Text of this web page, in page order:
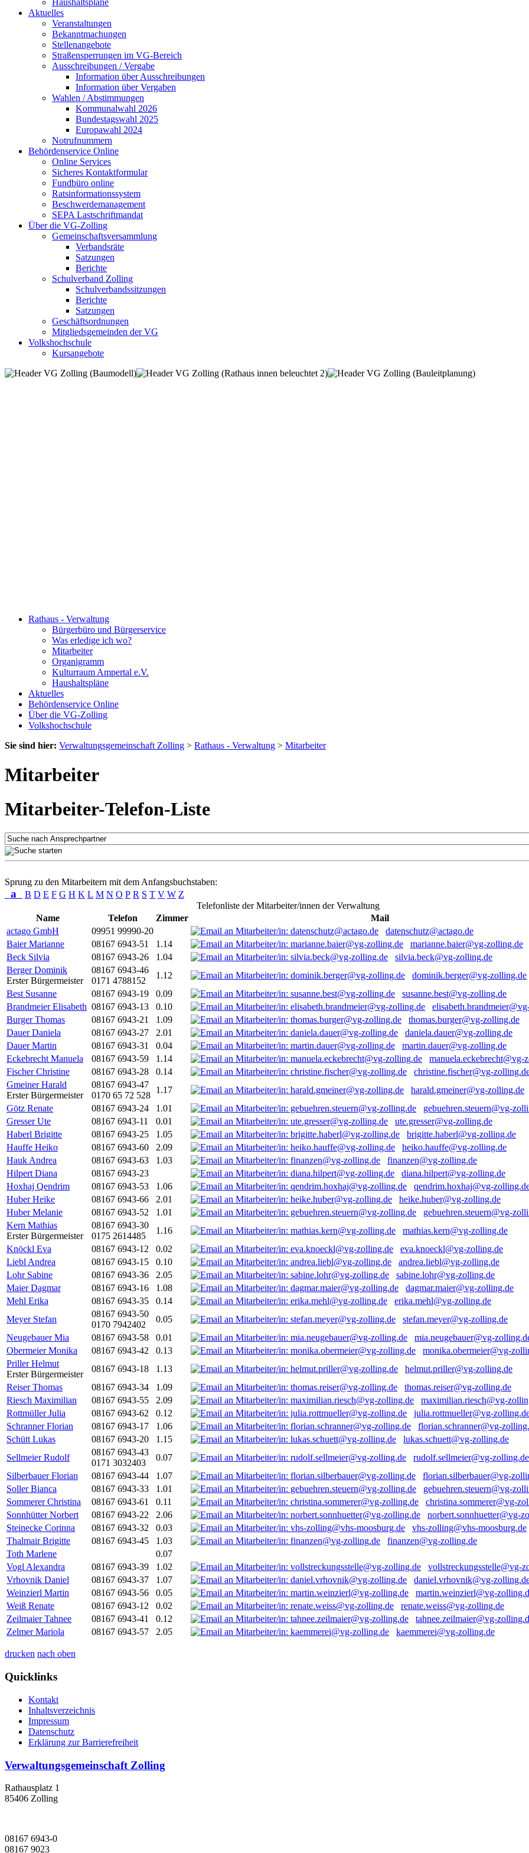
Haushaltspläne
Aktuelles
Veranstaltungen
Bekanntmachungen
Stellenangebote
Straßensperrungen im VG-Bereich
Ausschreibungen / Vergabe
Information über Ausschreibungen
Information über Vergaben
Wahlen / Abstimmungen
Kommunalwahl 2026
Bundestagswahl 2025
Europawahl 2024
Notrufnummern
Behördenservice Online
Online Services
Sicheres Kontaktformular
Fundbüro online
Ratsinformationssystem
Beschwerdemanagement
SEPA Lastschriftmandat
Über die VG-Zolling
Gemeinschaftsversammlung
Verbandsräte
Satzungen
Berichte
Schulverband Zolling
Schulverbandssitzungen
Berichte
Satzungen
Geschäftsordnungen
Mitgliedsgemeinden der VG
Volkshochschule
Kursangebote
Rathaus - Verwaltung
Bürgerbüro und Bürgerservice
Was erledige ich wo?
Mitarbeiter
Organigramm
Kulturraum Ampertal e.V.
Haushaltspläne
Aktuelles
Behördenservice Online
Über die VG-Zolling
Volkshochschule
Sie sind hier: Verwaltungsgemeinschaft Zolling > Rathaus - Verwaltung > Mitarbeiter
Mitarbeiter
Mitarbeiter-Telefon-Liste
Sprung zu den Mitarbeitern mit dem Anfangsbuchstaben:
a B D E F G H K L M N O P R S T V W Z
Telefonliste der Mitarbeiter/innen der Verwaltung
Name
Telefon Zimmer
Mail
actago GmbH
09951 99990-20
datenschutz@actago.de
Baier Marianne
08167 6943-51 1.14
marianne.baier@vg-zolling.de
Beck Silvia
08167 6943-26 1.04
silvia.beck@vg-zolling.de
Berger Dominik
Erster Bürgermeister
08167 6943-46
0171 4788152
1.12
dominik.berger@vg-zolling.de
Best Susanne
08167 6943-19 0.09
susanne.best@vg-zolling.de
Brandmeier Elisabeth 08167 6943-13 0.10
Burger Thomas
08167 6943-21 1.09
thomas.burger@vg-zolling.de
Dauer Daniela
08167 6943-27 2.01
daniela.dauer@vg-zolling.de
Dauer Martin
08167 6943-31 0.04
martin.dauer@vg-zolling.de
Eckebrecht Manuela
08167 6943-59 1.14
manuela.eckebrecht@vg-
Fischer Christine
08167 6943-28 0.14
christine.fischer@vg-
Gmeiner Harald
Erster Bürgermeister
08167 6943-47
0170 65 72 528
1.17
harald.gmeiner@vg-zolling.de
Götz Renate
08167 6943-24 1.01
gebuehren.steuern@vg-
Gresser Ute
08167 6943-11 0.01
ute.gresser@vg-zolling.de
Haberl Brigitte
08167 6943-25 1.05
brigitte.haberl@vg-zolling.de
Hauffe Heiko
08167 6943-60 2.09
heiko.hauffe@vg-zolling.de
Hauk Andrea
08167 6943-63 1.03
finanzen@vg-zolling.de
Hilpert Diana
08167 6943-23
diana.hilpert@vg-zolling.de
Hoxhaj Qendrim
08167 6943-53 1.06
qendrim.hoxhaj@vg-
Huber Heike
08167 6943-66 2.01
heike.huber@vg-zolling.de
Huber Melanie
08167 6943-52 1.01
gebuehren.steuern@vg-
Kern Mathias
Erster Bürgermeister
08167 6943-30
0175 2614485
1.16
mathias.kern@vg-zolling.de
Knöckl Eva
08167 6943-12 0.02
eva.knoeckl@vg-zolling.de
Liebl Andrea
08167 6943-15 0.10
andrea.liebl@vg-zolling.de
Lohr Sabine
08167 6943-36 2.05
sabine.lohr@vg-zolling.de
Maier Dagmar
08167 6943-16 1.08
dagmar.maier@vg-zolling.de
Mehl Erika
08167 6943-35 0.14
erika.mehl@vg-zolling.de
Meyer Stefan
08167 6943-50
0170 7942402
0.05
stefan.meyer@vg-zolling.de
Neugebauer Mia
08167 6943-58 0.01
mia.neugebauer@vg-
Obermeier Monika
08167 6943-42 0.13
monika.obermeier@vg-
Priller Helmut
Erster Bürgermeister
08167 6943-18 1.13
helmut.priller@vg-zolling.de
Reiser Thomas
08167 6943-34 1.09
thomas.reiser@vg-zolling.de
Riesch Maximilian
08167 6943-55 2.09
maximilian.riesch@vg-
Rottmüller Julia
08167 6943-62 0.12
julia.rottmueller@vg-
Schranner Florian
08167 6943-17 1.06
florian.schranner@vg-
Schütt Lukas
08167 6943-20 1.15
lukas.schuett@vg-zolling.de
Sellmeier Rudolf
08167 6943-43
0171 3032403
0.07
rudolf.sellmeier@vg-zolling.de
Silberbauer Florian
08167 6943-44 1.07
florian.silberbauer@vg-
Soller Bianca
08167 6943-33 1.01
gebuehren.steuern@vg-
Sommerer Christina
08167 6943-61 0.11
christina.sommerer@vg-
Sonnhütter Norbert
08167 6943-22 2.06
norbert.sonnhuetter@vg-
Steinecke Corinna
08167 6943-32 0.03
vhs-zolling@vhs-moosburg.de
Thalmair Brigitte
08167 6943-45 1.03
finanzen@vg-zolling.de
Toth Marlene
0.07
Vogl Alexandra
08167 6943-39 1.02
vollstreckungsstelle@vg-
Vrhovnik Daniel
08167 6943-37 1.07
daniel.vrhovnik@vg-
Weinzierl Martin
08167 6943-56 0.05
martin.weinzierl@vg-
Weiß Renate
08167 6943-12 0.02
renate.weiss@vg-zolling.de
Zeilmaier Tahnee
08167 6943-41 0.12
tahnee.zeilmaier@vg-
Zelmer Mariola
08167 6943-57 2.05 kaemmerei@vg-zolling.de
drucken nach oben
Quicklinks
Kontakt
Inhaltsverzeichnis
Impressum
Datenschutz
Erklärung zur Barrierefreiheit
Verwaltungsgemeinschaft Zolling
Rathausplatz 1
85406 Zolling
08167 6943-0
08167 9023